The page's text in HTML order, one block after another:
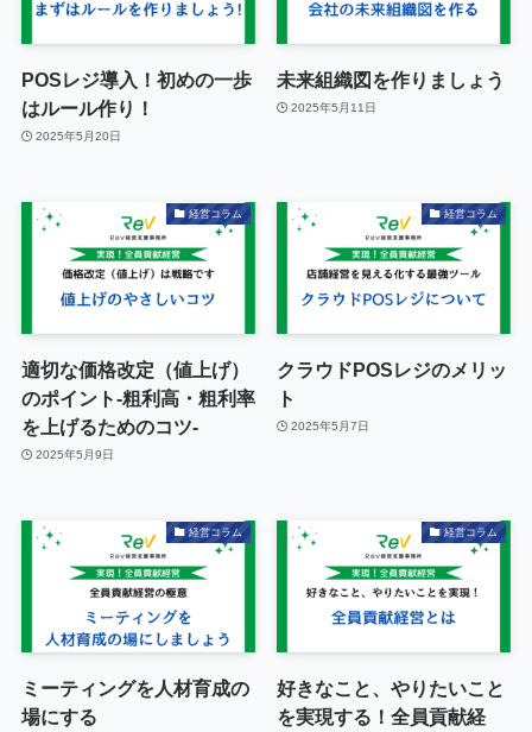
POSレジ導入！初めの一歩
はルール作り！
2025年5月20日
未来組織図を作りましょう
2025年5月11日
経営コラム
適切な価格改定（値上げ）
のポイント-粗利高・粗利率
を上げるためのコツ-
2025年5月9日
経営コラム
クラウドPOSレジのメリッ
ト
2025年5月7日
経営コラム
ミーティングを人材育成の
場にする
経営コラム
好きなこと、やりたいこと
を実現する！全員貢献経